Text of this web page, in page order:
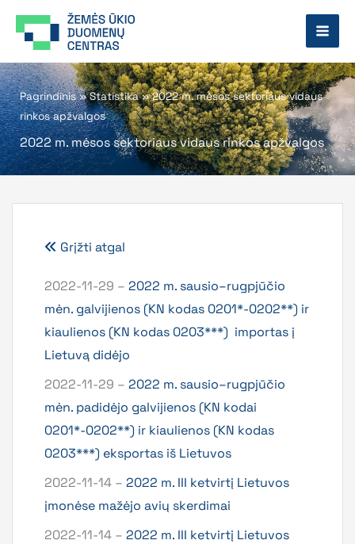
prie
Pagrindinis»Statistika»2022 m. mėsos sektoriaus vidaus
rinkos apžvalgos
2022 m. mėsos sektoriaus vidaus rinkos apžvalgos
Grįžti atgal
2022-11-29 – 2022 m. sausio–rugpjūčio
mėn. galvijienos (KN kodas 0201*-0202**) ir
kiaulienos (KN kodas 0203***) importas į
Lietuvą didėjo
2022-11-29 – 2022 m. sausio–rugpjūčio
mėn. padidėjo galvijienos (KN kodai
0201*-0202**) ir kiaulienos (KN kodas
0203***) eksportas iš Lietuvos
2022-11-14 – 2022 m. III ketvirtį Lietuvos
įmonėse mažėjo avių skerdimai
2022-11-14 – 2022 m. III ketvirtį Lietuvos